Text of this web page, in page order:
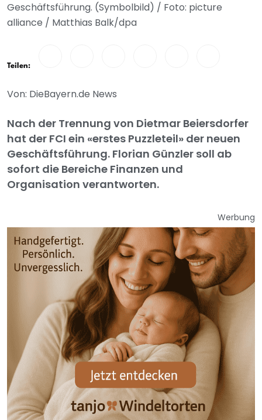
Geschäftsführung. (Symbolbild) / Foto: picture
alliance / Matthias Balk/dpa
Teilen:
Von: DieBayern.de News
Nach der Trennung von Dietmar Beiersdorfer
hat der FCI ein «erstes Puzzleteil» der neuen
Geschäftsführung. Florian Günzler soll ab
sofort die Bereiche Finanzen und
Organisation verantworten.
Werbung